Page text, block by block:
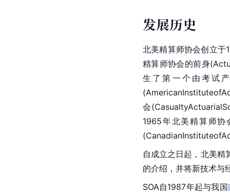
发展历史
北美精算师协会创立于
精算师协会的前身
生了第一个由考试
会
1965年北美精算师协
自成立之日起，北美精
的介绍，并将新技术与
SOA自1987年起与我国